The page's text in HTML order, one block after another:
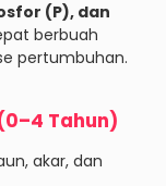
(P), dan
berbuah
pertumbuhan.
Tahun)
akar, dan